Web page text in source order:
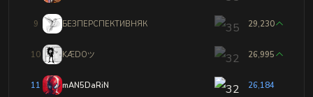
9 БЕЗПЕРСПЕКТИВНЯК 29,230
10 KÆDOツ 26,995
11 mAN5DaRiN 26,184